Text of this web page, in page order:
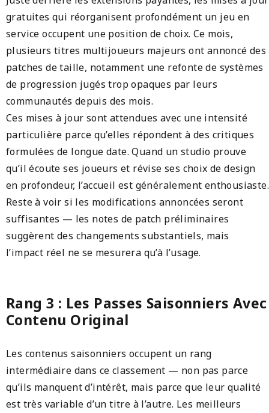
gratuites qui réorganisent profondément un jeu en
service occupent une position de choix. Ce mois,
plusieurs titres multijoueurs majeurs ont annoncé des
patches de taille, notamment une refonte de systèmes
de progression jugés trop opaques par leurs
communautés depuis des mois.
Ces mises à jour sont attendues avec une intensité
particulière parce qu’elles répondent à des critiques
formulées de longue date. Quand un studio prouve
qu’il écoute ses joueurs et révise ses choix de design
en profondeur, l’accueil est généralement enthousiaste.
Reste à voir si les modifications annoncées seront
suffisantes — les notes de patch préliminaires
suggèrent des changements substantiels, mais
l’impact réel ne se mesurera qu’à l’usage.
Rang 3 : Les Passes Saisonniers Avec
Contenu Original
Les contenus saisonniers occupent un rang
intermédiaire dans ce classement — non pas parce
qu’ils manquent d’intérêt, mais parce que leur qualité
est très variable d’un titre à l’autre. Les meilleurs